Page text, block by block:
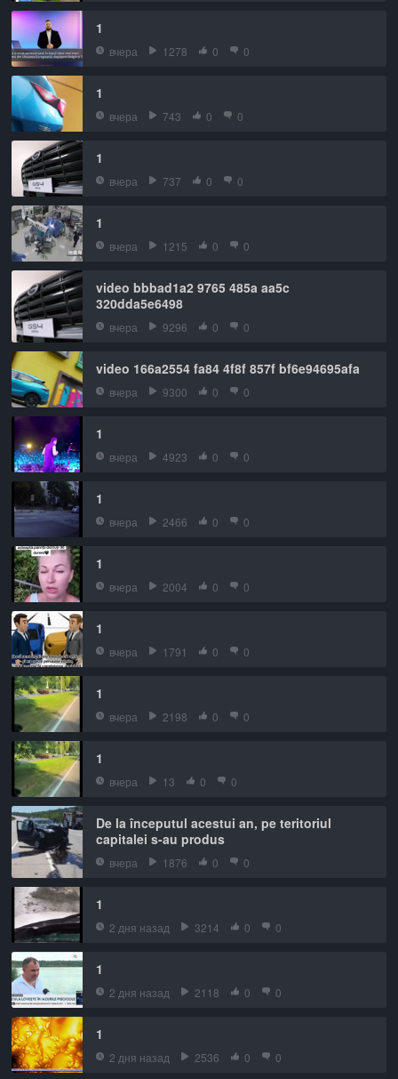
1
вчера 1278 0 0
1
вчера 743 0 0
1
вчера 737 0 0
1
вчера 1215 0 0
video bbbad1a2 9765 485a aa5c
320dda5e6498
вчера 9296 0 0
video 166a2554 fa84 4f8f 857f bf6e94695afa
вчера 9300 0 0
1
вчера 4923 0 0
1
вчера 2466 0 0
1
вчера 2004 0 0
1
вчера 1791 0 0
1
вчера 2198 0 0
1
вчера 13 0 0
De la începutul acestui an, pe teritoriul
capitalei s-au produs
вчера 1876 0 0
1
2 дня назад 3214 0 0
1
2 дня назад 2118 0 0
1
2 дня назад 2536 0 0